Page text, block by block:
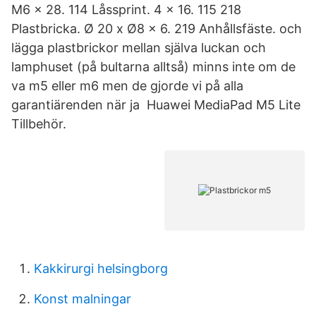
M6 x 28. 114 Låssprint. 4 x 16. 115 218
Plastbricka. Ø 20 x Ø8 x 6. 219 Anhållsfäste. och
lägga plastbrickor mellan själva luckan och
lamphuset (på bultarna alltså) minns inte om de
va m5 eller m6 men de gjorde vi på alla
garantiärenden när ja Huawei MediaPad M5 Lite
Tillbehör.
Kakkirurgi helsingborg
Konst malningar